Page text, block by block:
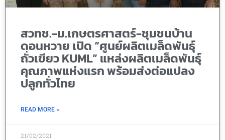
สวทช.-ม.เกษตรศาสตร์-ชุมชนบ้าน
ดอนหวาย เปิด “ศูนย์ผลิตเมล็ดพันธุ์
ถั่วเขียว KUML” แหล่งผลิตเมล็ดพันธุ์
คุณภาพแห่งแรก พร้อมส่งต่อแปลง
ปลูกทั่วไทย
READ MORE »
21/02/2021